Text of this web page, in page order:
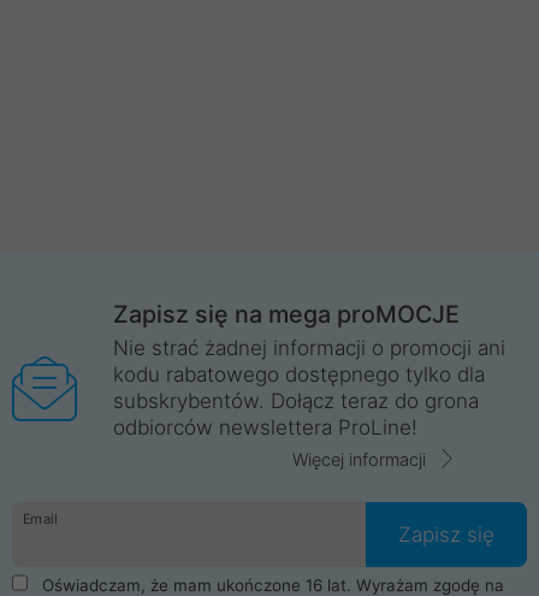
Zapisz się na mega proMOCJE
Nie strać żadnej informacji o promocji ani
kodu rabatowego dostępnego tylko dla
subskrybentów. Dołącz teraz do grona
odbiorców newslettera ProLine!
Więcej informacji
Email
Zapisz się
Oświadczam, że mam ukończone 16 lat. Wyrażam zgodę na